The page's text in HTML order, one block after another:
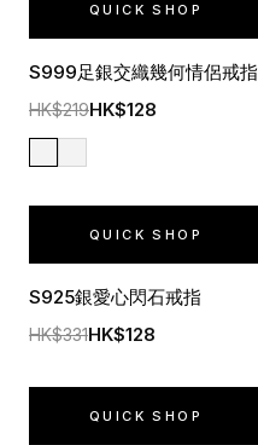
QUICK SHOP
S999足銀交織幾何情侶戒指
HK$219HK$128
QUICK SHOP
S925銀愛心閃石戒指
HK$331HK$128
QUICK SHOP